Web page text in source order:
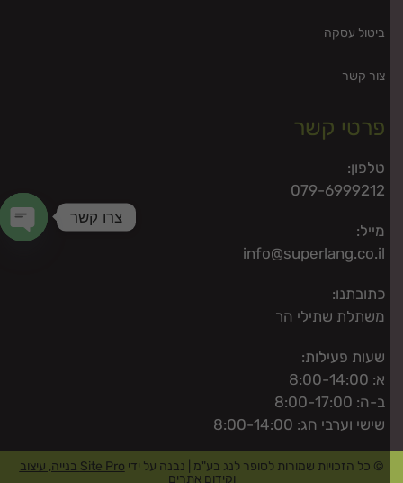
ביטול עסקה
צור קשר
פרטי קשר
טלפון:
079-6999212
מייל:
info@superlang.co.il
כתובתנו:
משתלת שתילי הר
שעות פעילות:
א: 8:00-14:00
ב-ה: 8:00-17:00
שישי וערבי חג: 8:00-14:00
© כל הזכויות שמורות לסופר לנג בע"מ | נבנה על ידי
Site Pro בנייה, עיצוב
וקידום אתרים
צרו קשר